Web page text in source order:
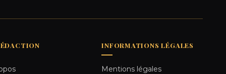
INFORMATIONS LÉGALES
Mentions légales